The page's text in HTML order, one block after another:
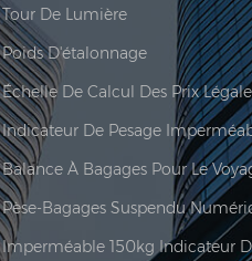
Tour De Lumière
Poids D'étalonnage
Balance À Bagages Pour Le
Pèse-Bagages Suspendu